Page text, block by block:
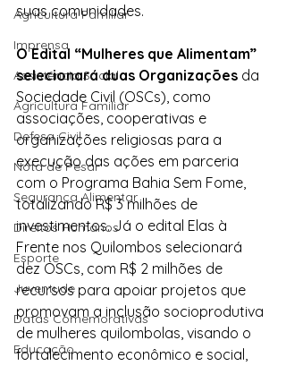
Agricultura Familiar
Imprensa
Assistência Social
Agricultura Familiar
Defesa Civil
Nota de Pesar
Segurança Alimentar
Direitos Humanos
Esporte
Juventude
Datas Comemorativas
Educação
suas comunidades.
O Edital “Mulheres que Alimentam”
selecionará duas Organizações da
Sociedade Civil (OSCs), como
associações, cooperativas e
organizações religiosas para a
execução das ações em parceria
com o Programa Bahia Sem Fome,
totalizando R$ 3 milhões de
investimentos. Já o edital Elas à
Frente nos Quilombos selecionará
dez OSCs, com R$ 2 milhões de
recursos para apoiar projetos que
promovam a inclusão socioprodutiva
de mulheres quilombolas, visando o
fortalecimento econômico e social,